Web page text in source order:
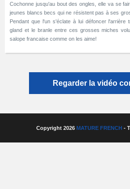
Cochonne jusqu'au bout des ongles, elle va se
jeunes blancs becs qui ne résistent pas à ses
Pendant que l'un s'éclate à lui défoncer l'arrière
gland et le branle entre ces grosses miches
salope francaise comme on les aime!
Regarder la vidéo
Copyright 2026 MATURE FRENCH -